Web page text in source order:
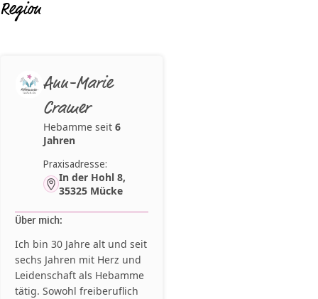
Region
Ann-Marie
Cramer
Hebamme seit 6
Jahren
Praxisadresse:
In der Hohl 8,
35325 Mücke
Über mich:
Ich bin 30 Jahre alt und seit
sechs Jahren mit Herz und
Leidenschaft als Hebamme
tätig. Sowohl freiberuflich